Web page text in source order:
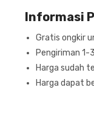
Informasi
Gratis ongkir
Pengiriman
Harga sudah
Harga dapat